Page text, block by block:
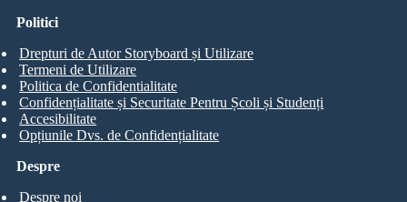
Despre
Despre noi
Politici
Drepturi de Autor Storyboard și Utilizare
Termeni de Utilizare
Politica de Confidentialitate
Confidențialitate și Securitate Pentru Școli și Studenți
Accesibilitate
Opțiunile Dvs. de Confidențialitate